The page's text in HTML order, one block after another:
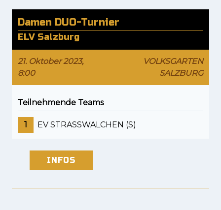
Damen DUO-Turnier
ELV Salzburg
21. Oktober 2023,
8:00
VOLKSGARTEN
SALZBURG
Teilnehmende Teams
1 EV STRASSWALCHEN (S)
INFOS